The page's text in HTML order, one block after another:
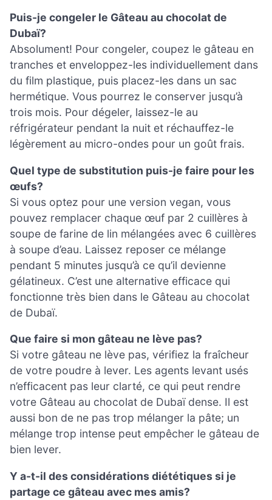
Puis-je congeler le Gâteau au chocolat de
Dubaï?
Absolument! Pour congeler, coupez le gâteau en
tranches et enveloppez-les individuellement dans
du film plastique, puis placez-les dans un sac
hermétique. Vous pourrez le conserver jusqu’à
trois mois. Pour dégeler, laissez-le au
réfrigérateur pendant la nuit et réchauffez-le
légèrement au micro-ondes pour un goût frais.
Quel type de substitution puis-je faire pour les
œufs?
Si vous optez pour une version vegan, vous
pouvez remplacer chaque œuf par 2 cuillères à
soupe de farine de lin mélangées avec 6 cuillères
à soupe d’eau. Laissez reposer ce mélange
pendant 5 minutes jusqu’à ce qu’il devienne
gélatineux. C’est une alternative efficace qui
fonctionne très bien dans le Gâteau au chocolat
de Dubaï.
Que faire si mon gâteau ne lève pas?
Si votre gâteau ne lève pas, vérifiez la fraîcheur
de votre poudre à lever. Les agents levant usés
n’efficacent pas leur clarté, ce qui peut rendre
votre Gâteau au chocolat de Dubaï dense. Il est
aussi bon de ne pas trop mélanger la pâte; un
mélange trop intense peut empêcher le gâteau de
bien lever.
Y a-t-il des considérations diététiques si je
partage ce gâteau avec mes amis?